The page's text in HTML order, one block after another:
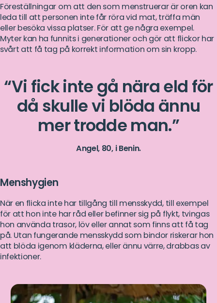
Föreställningar om att den som menstruerar är oren kan
leda till att personen inte får röra vid mat, träffa män
eller besöka vissa platser. För att ge några exempel.
Myter kan ha funnits i generationer och gör att flickor har
svårt att få tag på korrekt information om sin kropp.
Vi fick inte gå nära eld för
då skulle vi blöda ännu
mer trodde man.
Angel, 80, i Benin.
Menshygien
När en flicka inte har tillgång till mensskydd, till exempel
för att hon inte har råd eller befinner sig på flykt, tvingas
hon använda trasor, löv eller annat som finns att få tag
på. Utan fungerande mensskydd som bindor riskerar hon
att blöda igenom kläderna, eller ännu värre, drabbas av
infektioner.